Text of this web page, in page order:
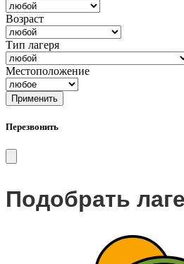
Возраст
Тип лагеря
Местоположение
Применить
Перезвонить
Подобрать